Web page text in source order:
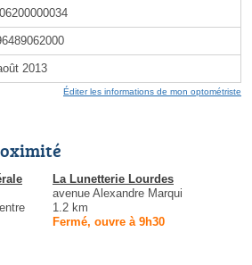
2013
Éditer les informations de mon optométriste
La Lunetterie Lourdes
avenue Alexandre Marqui
1.2 km
Fermé, ouvre à 9h30